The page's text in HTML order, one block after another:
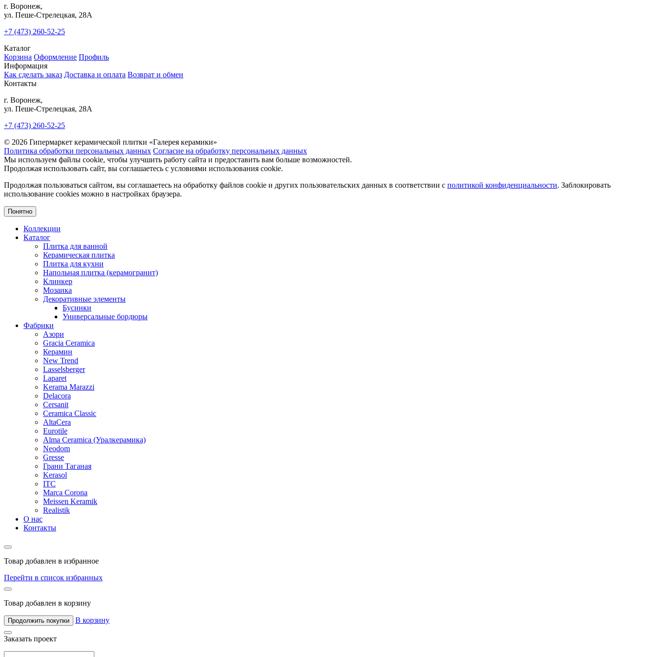
г. Воронеж,
ул. Пеше-Cтрелецкая, 28А
+7 (473) 260-52-25
Каталог
Корзина Оформление Профиль
Информация
Как сделать заказ Доставка и оплата Возврат и обмен
Контакты
г. Воронеж,
ул. Пеше-Cтрелецкая, 28А
+7 (473) 260-52-25
© 2026 Гипермаркет керамической плитки «Галерея керамики»
Политика обработки персональных данных Согласие на обработку персональных данных
Мы используем файлы cookie, чтобы улучшить работу сайта и предоставить вам больше возможностей.
Продолжая использовать сайт, вы соглашаетесь с условиями использования cookie.
Продолжая пользоваться сайтом, вы соглашаетесь на обработку файлов cookie и других пользовательских данных в соответствии с политикой конфиденциальности. Заблокировать
использование cookies можно в настройках браузера.
Понятно
Коллекции
Каталог
Плитка для ванной
Керамическая плитка
Плитка для кухни
Напольная плитка (керамогранит)
Клинкер
Мозаика
Декоративные элементы
Бусинки
Универсальные бордюры
Фабрики
Азори
Gracia Ceramica
Керамин
New Trend
Lasselsberger
Laparet
Kerama Marazzi
Delacora
Cersanit
Ceramica Classic
AltaCera
Eurotile
Alma Ceramica (Уралкерамика)
Neodom
Gresse
Грани Таганая
Kerasol
ITC
Marca Corona
Meissen Keramik
Realistik
О нас
Контакты
Товар добавлен в избранное
Перейти в список избранных
Товар добавлен в корзину
Продолжить покупки В корзину
Заказать проект